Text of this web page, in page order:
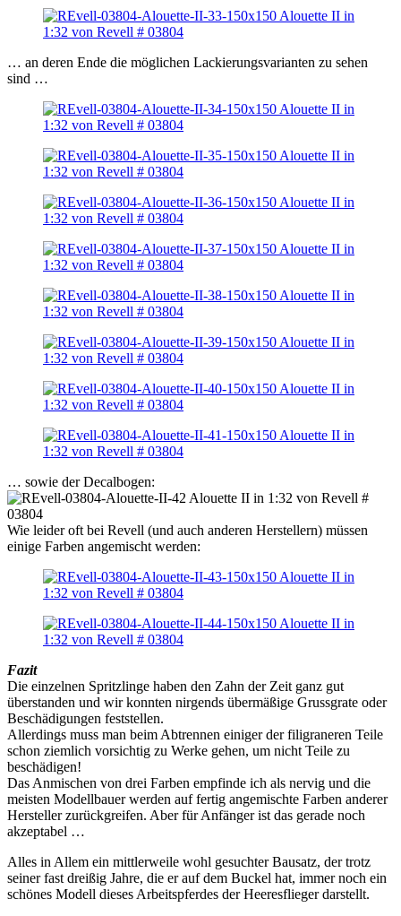
… an deren Ende die möglichen Lackierungsvarianten zu sehen
sind …
… sowie der Decalbogen:
Wie leider oft bei Revell (und auch anderen Herstellern) müssen
einige Farben angemischt werden:
Fazit
Die einzelnen Spritzlinge haben den Zahn der Zeit ganz gut
überstanden und wir konnten nirgends übermäßige Grussgrate oder
Beschädigungen feststellen.
Allerdings muss man beim Abtrennen einiger der filigraneren Teile
schon ziemlich vorsichtig zu Werke gehen, um nicht Teile zu
beschädigen!
Das Anmischen von drei Farben empfinde ich als nervig und die
meisten Modellbauer werden auf fertig angemischte Farben anderer
Hersteller zurückgreifen. Aber für Anfänger ist das gerade noch
akzeptabel …
Alles in Allem ein mittlerweile wohl gesuchter Bausatz, der trotz
seiner fast dreißig Jahre, die er auf dem Buckel hat, immer noch ein
schönes Modell dieses Arbeitspferdes der Heeresflieger darstellt.